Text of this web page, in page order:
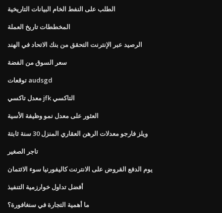
الطلب على النفط الخام البيانات التاريخية
المخططات تاريخ العملة
الرصيد عبر الإنترنت التحقق من بنك الاتحاد في الهند
سعر السوق من الفضة
توقعات audsgd
معدل تاكسي jfk التاكسي
العثور على معدل نمو وظيفة الأسية
ويلز فارجو معدلات الرهن العقاري المنزل 30 سنة ثابتة
تاجر الصغير
يوم الدفع القروض على الانترنت كاليفورنيا سوء الائتمان
أفضل تداول خوارزمية التنفيذ
ما أهمية التجارة في سنغافورة؟